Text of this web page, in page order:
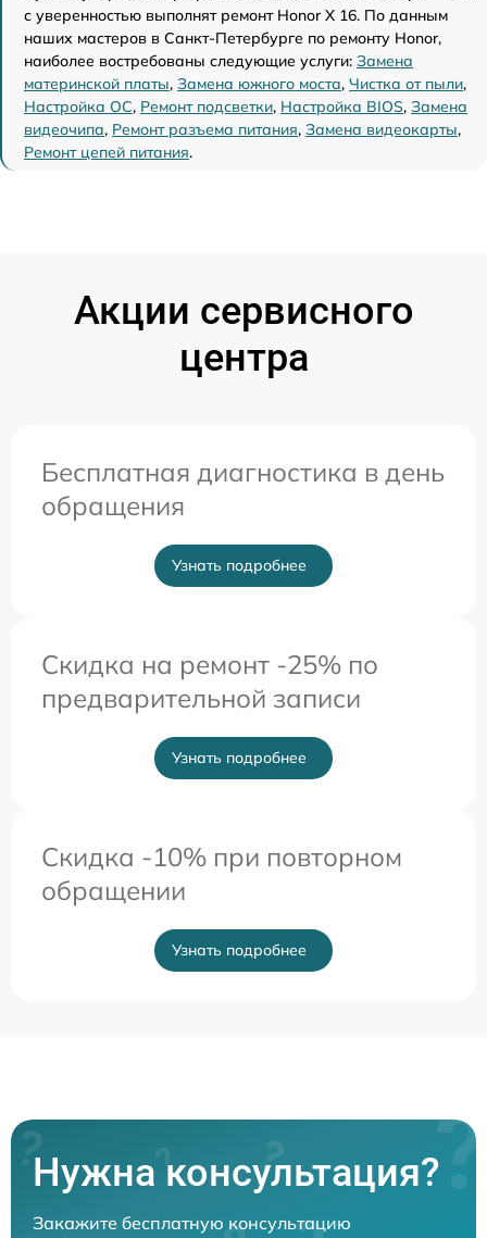
с уверенностью выполнят ремонт Honor X 16. По данным
наших мастеров в Санкт-Петербурге по ремонту Honor,
наиболее востребованы следующие услуги: Замена
материнской платы, Замена южного моста, Чистка от пыли,
Настройка ОС, Ремонт подсветки, Настройка BIOS, Замена
видеочипа, Ремонт разъема питания, Замена видеокарты,
Ремонт цепей питания.
Акции сервисного
центра
Бесплатная диагностика в день
обращения
Узнать подробнее
Скидка на ремонт -25% по
предварительной записи
Узнать подробнее
Скидка -10% при повторном
обращении
Узнать подробнее
Нужна консультация?
Закажите бесплатную консультацию